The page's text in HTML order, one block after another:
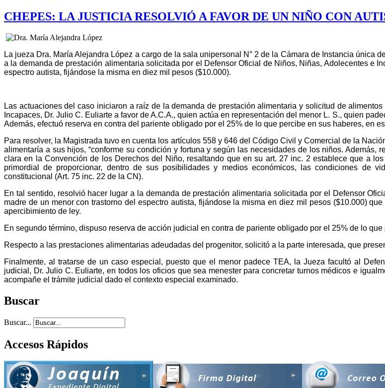
CHEPES: LA JUSTICIA RESOLVIÓ A FAVOR DE UN NIÑO CON
La jueza Dra. María Alejandra López a cargo de la sala unipersonal N° 2 de la Cámara de Instancia
a la demanda de prestación alimentaria solicitada por el Defensor Oficial de Niños, Niñas, Adolecentes e
espectro autista, fijándose la misma en diez mil pesos ($10.000).
Las actuaciones del caso iniciaron a raíz de la demanda de prestación alimentaria y solicitud de
Incapaces, Dr. Julio C. Euliarte a favor de A.C.A., quien actúa en representación del menor L. S., quien
Además, efectuó reserva en contra del pariente obligado por el 25% de lo que percibe en sus haberes, en
Para resolver, la Magistrada tuvo en cuenta los artículos 558 y 646 del Código Civil y Comercial de la
alimentaría a sus hijos, “conforme su condición y fortuna y según las necesidades de los niños. Además,
clara en la Convención de los Derechos del Niño, resaltando que en su art. 27 inc. 2 establece que a
primordial de proporcionar, dentro de sus posibilidades y medios económicos, las condiciones de
constitucional (Art. 75 inc. 22 de la CN).
En tal sentido, resolvió hacer lugar a la demanda de prestación alimentaria solicitada por el Defensor
madre de un menor con trastorno del espectro autista, fijándose la misma en diez mil pesos ($10.000)
apercibimiento de ley.
En segundo término, dispuso reserva de acción judicial en contra de pariente obligado por el 25% de lo
Respecto a las prestaciones alimentarias adeudadas del progenitor, solicitó a la parte interesada, que
Finalmente, al tratarse de un caso especial, puesto que el menor padece TEA, la Jueza facultó al
judicial, Dr. Julio C. Euliarte, en todos los oficios que sea menester para concretar turnos médicos e
acompañe el trámite judicial dado el contexto especial examinado.
Buscar
Buscar...
Accesos Rápidos